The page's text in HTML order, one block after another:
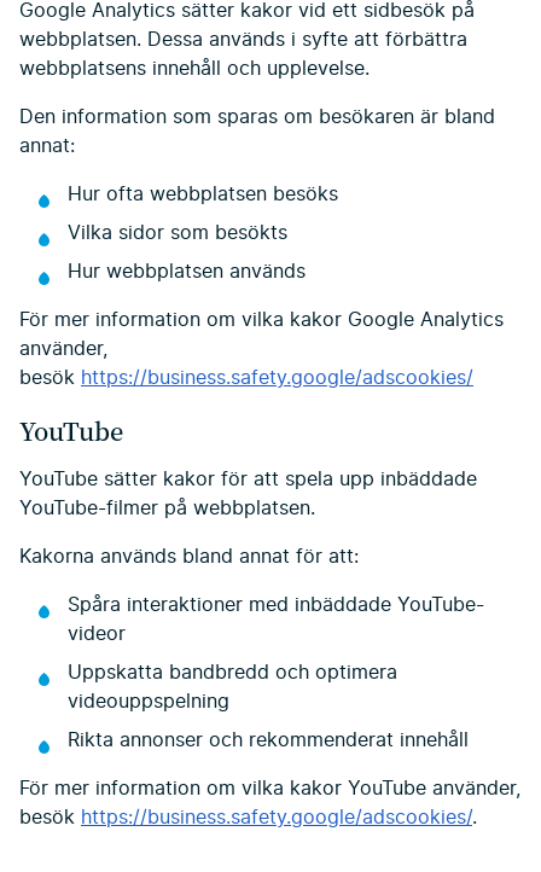
Google Analytics sätter kakor vid ett sidbesök på
webbplatsen. Dessa används i syfte att förbättra
webbplatsens innehåll och upplevelse.
Den information som sparas om besökaren är bland
annat:
Hur ofta webbplatsen besöks
Vilka sidor som besökts
Hur webbplatsen används
För mer information om vilka kakor Google Analytics
använder,
besök https://business.safety.google/adscookies/
YouTube
YouTube sätter kakor för att spela upp inbäddade
YouTube-filmer på webbplatsen.
Kakorna används bland annat för att:
Spåra interaktioner med inbäddade YouTube-
videor
Uppskatta bandbredd och optimera
videouppspelning
Rikta annonser och rekommenderat innehåll
För mer information om vilka kakor YouTube använder,
besök https://business.safety.google/adscookies/.